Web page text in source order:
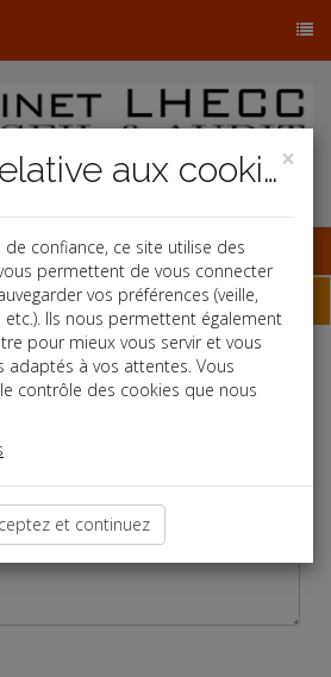
sur nos prestations,
via ce formulaire
×
aux cookies
confiance, ce site utilise des
permettent de vous connecter
vos préférences (veille,
etc.). Ils nous permettent également
pour mieux vous servir et vous
adaptés à vos attentes. Vous
contrôle des cookies que nous
et continuez